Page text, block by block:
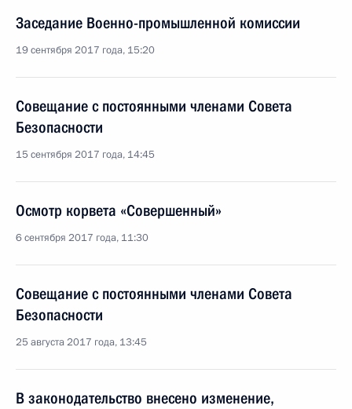
Заседание Военно-промышленной комиссии
19 сентября 2017 года, 15:20
Совещание с постоянными членами Совета
Безопасности
15 сентября 2017 года, 14:45
Осмотр корвета «Совершенный»
6 сентября 2017 года, 11:30
Совещание с постоянными членами Совета
Безопасности
25 августа 2017 года, 13:45
В законодательство внесено изменение,